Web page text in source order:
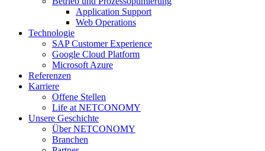
Application Support
Web Operations
Technologie
SAP Customer Experience
Google Cloud Platform
Microsoft Azure
Referenzen
Karriere
Offene Stellen
Life at NETCONOMY
Unsere Geschichte
Über NETCONOMY
Branchen